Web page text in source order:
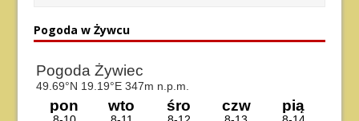
Pogoda w Żywcu